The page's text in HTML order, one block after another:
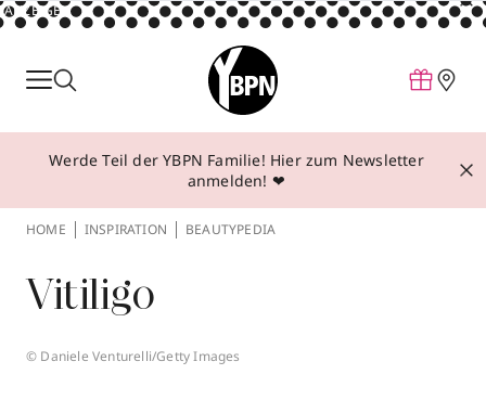
ANZEIGE
Parfum
Make-up
Behandlungen
Über YBPN
Aktionen
Werde Teil der YBPN Familie! Hier zum Newsletter
anmelden! ❤
HOME INSPIRATION BEAUTYPEDIA
Vitiligo
© Daniele Venturelli/Getty Images